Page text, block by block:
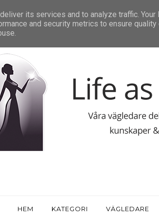
HEM KATEGORI VÄGLEDARE
its services and to analyze traffic. Your
and security metrics to ensure